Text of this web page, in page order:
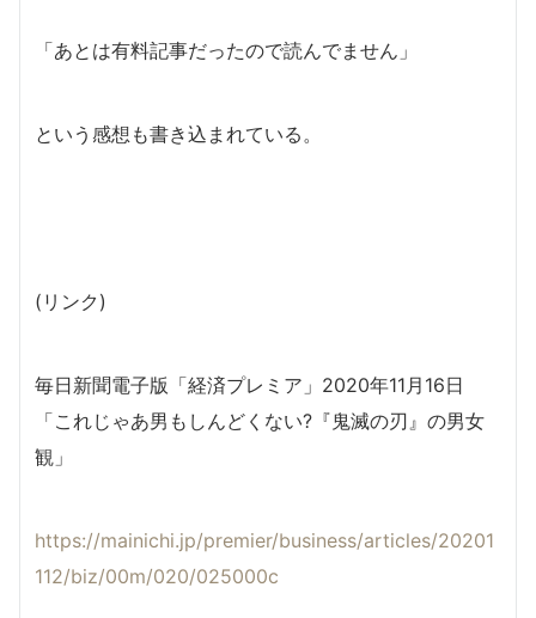
「あとは有料記事だったので読んでません」
という感想も書き込まれている。
(リンク)
毎日新聞電子版「経済プレミア」2020年11月16日
「これじゃあ男もしんどくない?『鬼滅の刃』の男女
観」
https://mainichi.jp/premier/business/articles/20201
112/biz/00m/020/025000c